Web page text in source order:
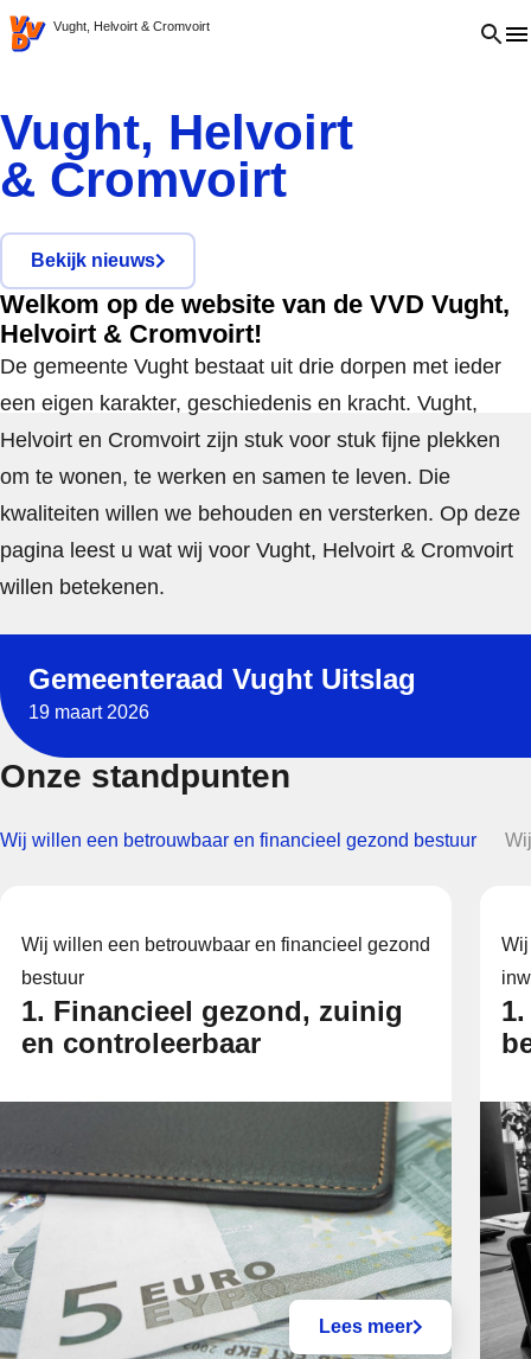
VVD.nlVught, Helvoirt & Cromvoirt Open
Vught, Helvoirt
& Cromvoirt
Welkom op de website van de VVD Vught,
Helvoirt & Cromvoirt!
De gemeente Vught bestaat uit drie dorpen met ieder
een eigen karakter, geschiedenis en kracht. Vught,
Helvoirt en Cromvoirt zijn stuk voor stuk fijne plekken
om te wonen, te werken en samen te leven. Die
kwaliteiten willen we behouden en versterken. Op deze
pagina leest u wat wij voor Vught, Helvoirt & Cromvoirt
willen betekenen.
Bekijk nieuws
Gemeenteraad Vught Uitslag
19 maart 2026
Onze standpunten
Wij willen een betrouwbaar en financieel gezond bestuur
Wij willen een betrouwbaar en financieel gezond
bestuur
1. Financieel gezond, zuinig
en controleerbaar
Lees meer